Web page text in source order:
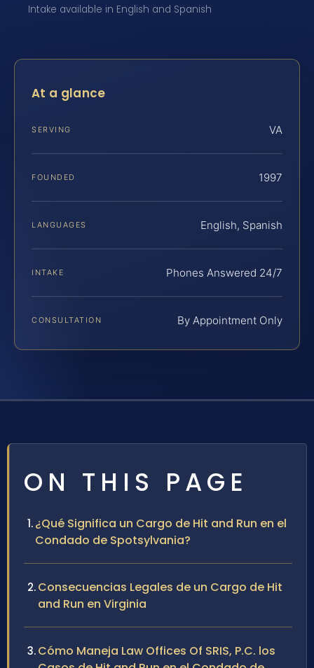
Intake available in English and Spanish
At a glance
SERVING VA
FOUNDED 1997
LANGUAGES English, Spanish
INTAKE Phones Answered 24/7
CONSULTATION By Appointment Only
ON THIS PAGE
¿Qué Significa un Cargo de Hit and Run en el
Condado de Spotsylvania?
Consecuencias Legales de un Cargo de Hit
and Run en Virginia
Cómo Maneja Law Offices Of SRIS, P.C. los